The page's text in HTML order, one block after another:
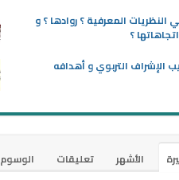
النظريات المعرفية ؟ روادها ؟ و
؟
الإشراف التربوي و أهدافه
الأشهر تعليقات
الوسوم